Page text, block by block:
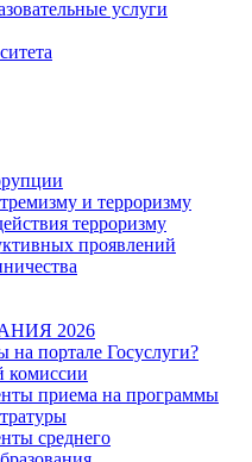
услуги
и терроризму
терроризму
проявлений
2026
на портале Госуслуги?
комиссии
приема на программы
среднего